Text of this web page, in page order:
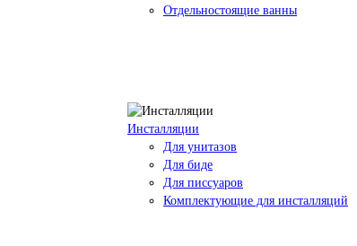
Отдельностоящие ванны
Инсталляции
Для унитазов
Для биде
Для писсуаров
Комплектующие для инсталляций